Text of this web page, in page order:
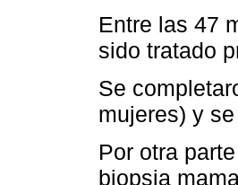
Entre las 47
sido tratado
Se
mujeres) y
Por otra
biopsia